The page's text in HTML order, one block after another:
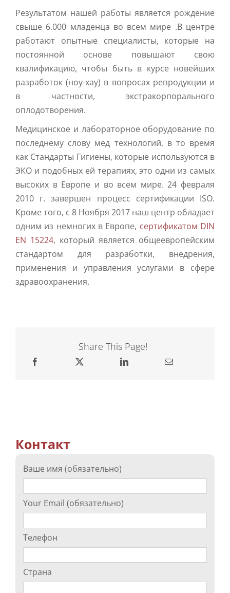
Результатом нашей работы является рождение
свыше 6.000 младенца во всем мире .В центре
работают опытные специалисты, которые на
постоянной основе повышают свою
квалификацию, чтобы быть в курсе новейших
разработок (ноу-хау) в вопросах репродукции и
в частности, экстракорпорального
оплодотворения.
Медицинское и лабораторное оборудование по
последнему слову мед технологий, в то время
как Стандарты Гигиены, которые используются в
ЭКО и подобных ей терапиях, это одни из самых
высоких в Европе и во всем мире. 24 февраля
2010 г. завершен процесс сертификации ISO.
Кроме того, с 8 Ноября 2017 наш центр обладает
одним из немногих в Европе, сертификатом DIN
EN 15224, который является общеевропейским
стандартом для разработки, внедрения,
применения и управления услугами в сфере
здравоохранения.
Share This Page!
Контакт
Ваше имя (обязательно)
Your Email (обязательно)
Телефон
Страна